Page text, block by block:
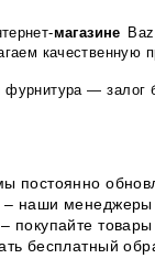
магазине
качественную
— залог
постоянно
наши менеджеры
покупайте
бесплатный